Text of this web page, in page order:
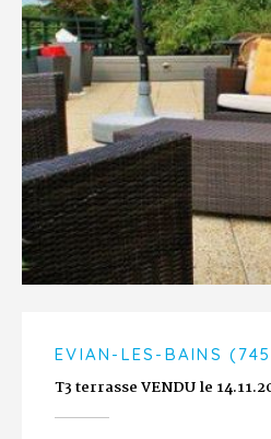
EVIAN-LES-BAINS
T3 terrasse VENDU le